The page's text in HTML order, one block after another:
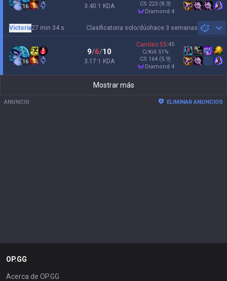
16 3.40:1 KDA
CS 223 (8.3)
diamond 4
Clasificatoria solo/dúohace 3 semanas
Victoria27 min 34 s
16
9/6/10
3.17:1 KDA
Carrileo 55:45
C/Kill 51 %
CS 164 (5.9)
diamond 4
Mostrar más
ANUNCIO ELIMINAR ANUNCIOS
OP.GG
Acerca de OP.GG